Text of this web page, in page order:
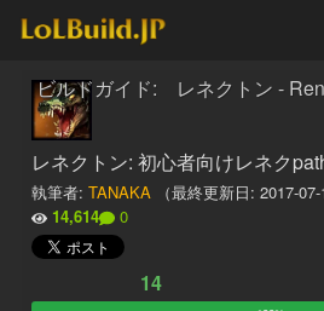
ビルドガイド: レネクトン -
レネクトン: 初心者向けレネク
執筆者: TANAKA （最終更新日: 2017-
14,614
0
14